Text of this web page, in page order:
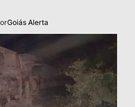
Goiás Alerta